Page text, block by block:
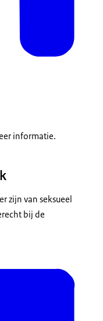
informatie.
zijn van seksueel
bij de